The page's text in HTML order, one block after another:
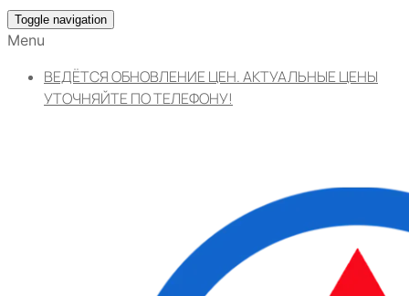
Toggle navigation
Menu
ВЕДЁТСЯ ОБНОВЛЕНИЕ ЦЕН. АКТУАЛЬНЫЕ ЦЕНЫ
УТОЧНЯЙТЕ ПО ТЕЛЕФОНУ!